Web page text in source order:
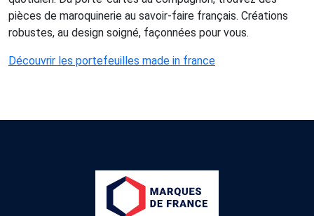
pièces de maroquinerie au savoir-faire français. Créations
robustes, au design soigné, façonnées pour vous.
Découvrir les portefeuilles made in france